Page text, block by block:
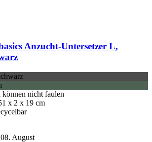
Anzucht-​Untersetzer L,
können nicht faulen
x 2 x 19 cm
August